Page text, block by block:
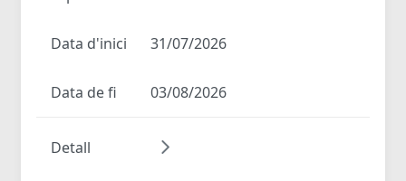
Data d'inici 31/07/2026
Data de fi 03/08/2026
Detall